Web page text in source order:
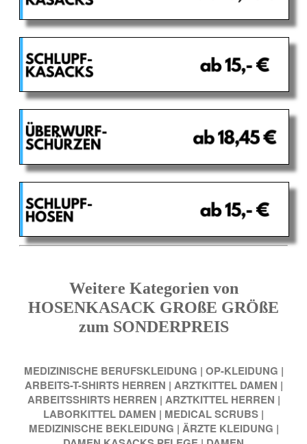
Weitere Kategorien von
HOSENKASACK GROßE GRÖßE
zum SONDERPREIS
MEDIZINISCHE BERUFSKLEIDUNG | OP-KLEIDUNG |
ARBEITS-T-SHIRTS HERREN | ARZTKITTEL DAMEN |
ARBEITSSHIRTS HERREN | ARZTKITTEL HERREN |
LABORKITTEL DAMEN | MEDICAL SCRUBS |
MEDIZINISCHE BEKLEIDUNG | ÄRZTE KLEIDUNG |